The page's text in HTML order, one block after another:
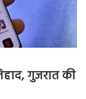
गुजरात की